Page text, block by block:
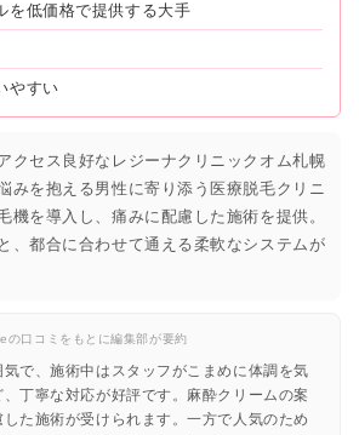
を低価格で提供する大手
やすい
クセス良好なレジーナクリニックオム札幌
みを抱える男性に寄り添う医療脱毛クリニ
機を導入し、痛みに配慮した施術を提供。
、都合に合わせて通える柔軟なシステムが
の口コミをもとに編集部が要約
で、施術中はスタッフがこまめに体調を気
丁寧な対応が好評です。麻酔クリームの案
た施術が受けられます。一方で人気のため